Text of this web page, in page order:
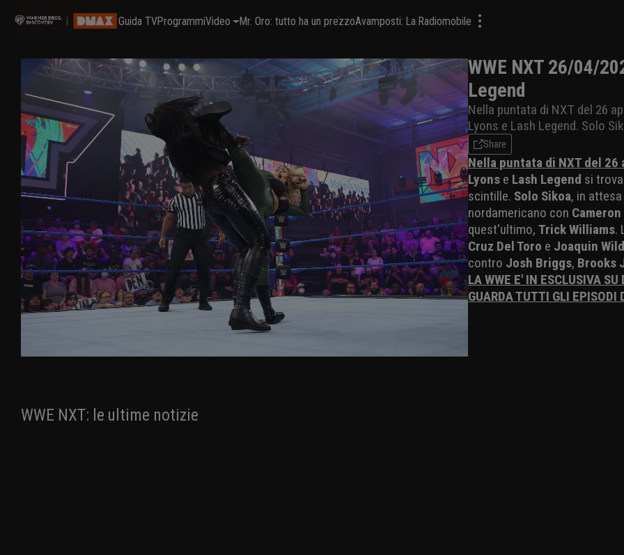
Guida TVProgrammiVideo Mr. Oro: tutto ha un prezzoAvamposti: La Radiomobile
WWE NXT 26/04/
Legend
Nella puntata di NXT del 26
Lyons e Lash Legend. Solo
Share
Nella puntata di NXT del
Lyons e Lash Legend si
scintille. Solo Sikoa, in
nordamericano con
quest'ultimo, Trick Williams.
Cruz Del Toro e Joaquin
contro Josh Briggs, Brooks
LA WWE E' IN ESCLUSIVA
GUARDA TUTTI GLI EPISODI
WWE NXT: le ultime notizie